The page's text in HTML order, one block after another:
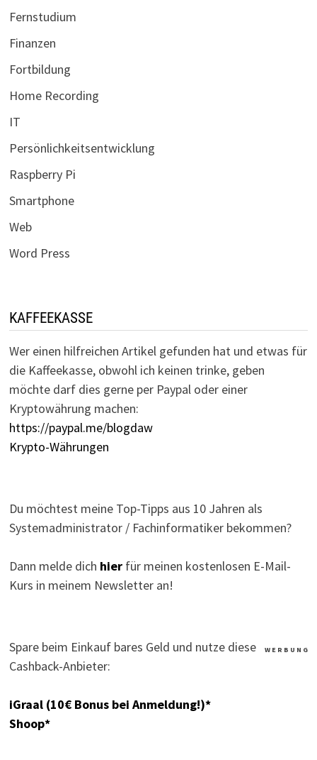
Fernstudium
Finanzen
Fortbildung
Home Recording
IT
Persönlichkeitsentwicklung
Raspberry Pi
Smartphone
Web
Word Press
KAFFEEKASSE
Wer einen hilfreichen Artikel gefunden hat und etwas für
die Kaffeekasse, obwohl ich keinen trinke, geben
möchte darf dies gerne per Paypal oder einer
Kryptowährung machen:
https://paypal.me/blogdaw
Krypto-Währungen
Du möchtest meine Top-Tipps aus 10 Jahren als
Systemadministrator / Fachinformatiker bekommen?
Dann melde dich hierfür meinen kostenlosen E-Mail-
Kurs in meinem Newsletter an!
W E R B U N G
Spare beim Einkauf bares Geld und nutze diese
Cashback-Anbieter:
iGraal (10€ Bonus bei Anmeldung!)*
Shoop*